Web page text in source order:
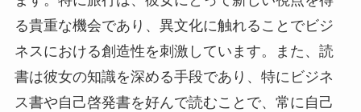
る貴重な機会であり、異文化に触れることでビジ
ネスにおける創造性を刺激しています。また、読
書は彼女の知識を深める手段であり、特にビジネ
ス書や自己啓発書を好んで読むことで、常に自己